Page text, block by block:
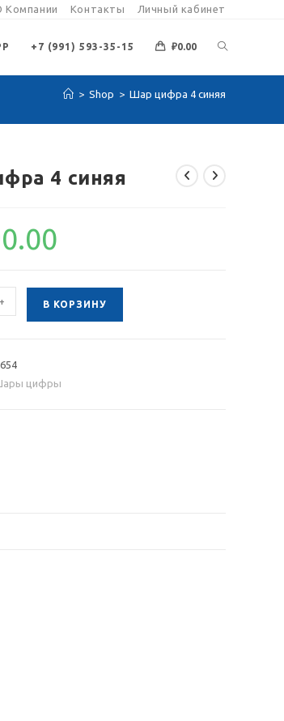
Компании Контакты Личный кабинет
+7 (991) 593-35-15 ₽0.00
ПОИСК
> Shop > Шар цифра 4 синяя
4 синяя
+ В КОРЗИНУ
цифры